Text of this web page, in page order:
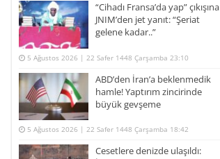
“Cihadı Fransa’da yap” çıkışına
JNIM’den jet yanıt: “Şeriat
gelene kadar..”
5 Ağustos 2026 | 22 Safer 1448 Çarşamba 23:10
ABD’den İran’a beklenmedik
hamle! Yaptırım zincirinde
büyük gevşeme
5 Ağustos 2026 | 22 Safer 1448 Çarşamba 18:42
Cesetlere denizde ulaşıldı: